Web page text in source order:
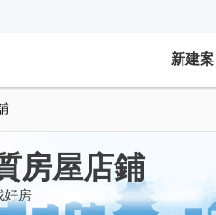
新建案
房屋店鋪
好房